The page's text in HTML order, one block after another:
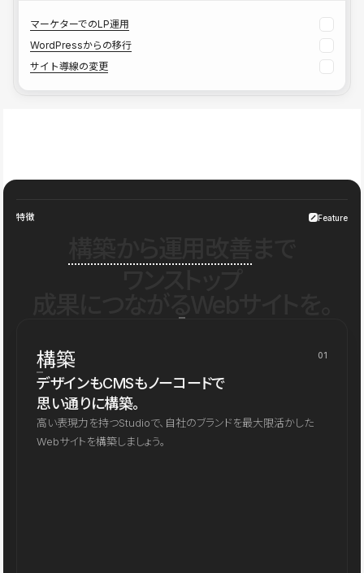
マーケターでのLP運用
WordPressからの移行
サイト導線の変更
特徴 Feature
構築 01
デザインもCMSもノーコードで
思い通りに構築。
高い表現力を持つStudioで、自社のブランドを最大限活かした
Webサイトを構築しましょう。